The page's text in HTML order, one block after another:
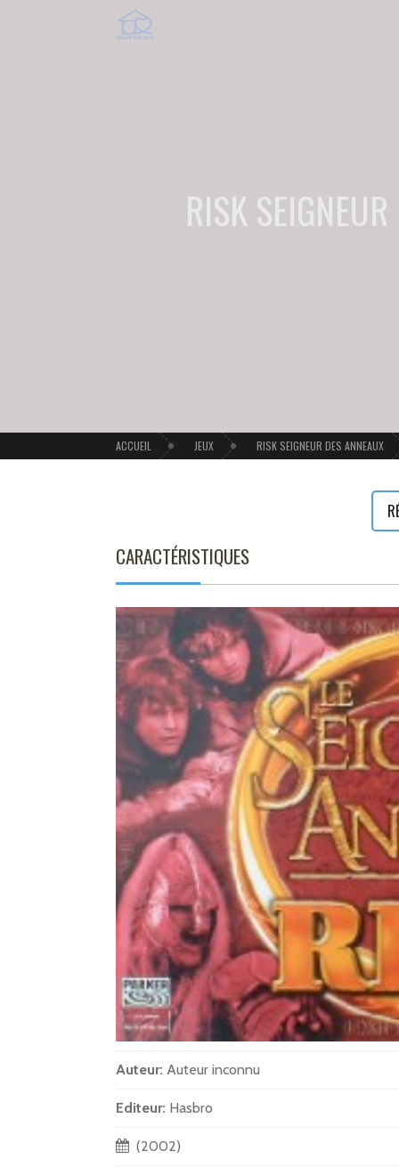
RISK
ACCUEIL JEUX RISK SEIGNEUR DES ANNEAUX
CARACTÉRISTIQUES
Auteur: Auteur inconnu
Editeur: Hasbro
(2002)